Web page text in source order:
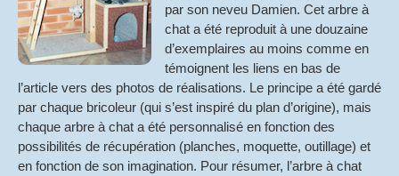
par son neveu Damien. Cet arbre à
chat a été reproduit à une douzaine
d’exemplaires au moins comme en
témoignent les liens en bas de
l’article vers des photos de réalisations. Le principe a été gardé
par chaque bricoleur (qui s’est inspiré du plan d’origine), mais
chaque arbre à chat a été personnalisé en fonction des
possibilités de récupération (planches, moquette, outillage) et
en fonction de son imagination. Pour résumer, l’arbre à chat